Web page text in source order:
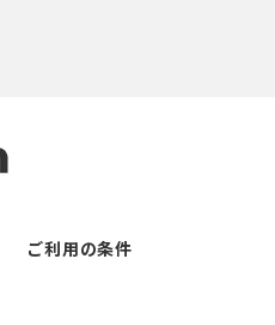
ご利用の条件